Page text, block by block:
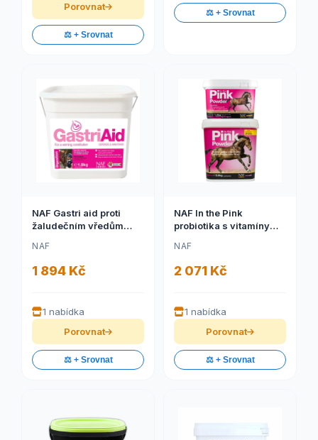
Porovnat
⚖️ + Srovnat
⚖️ + Srovnat
NAF Gastri aid proti
žaludečním vředům
žaludečním vředům,
kyblík 1,8kg)
NAF
1 894 Kč
1 nabídka
Porovnat
⚖️ + Srovnat
NAF In the Pink
probiotika s vitamíny
1,4kg
NAF
2 071 Kč
1 nabídka
Porovnat
⚖️ + Srovnat